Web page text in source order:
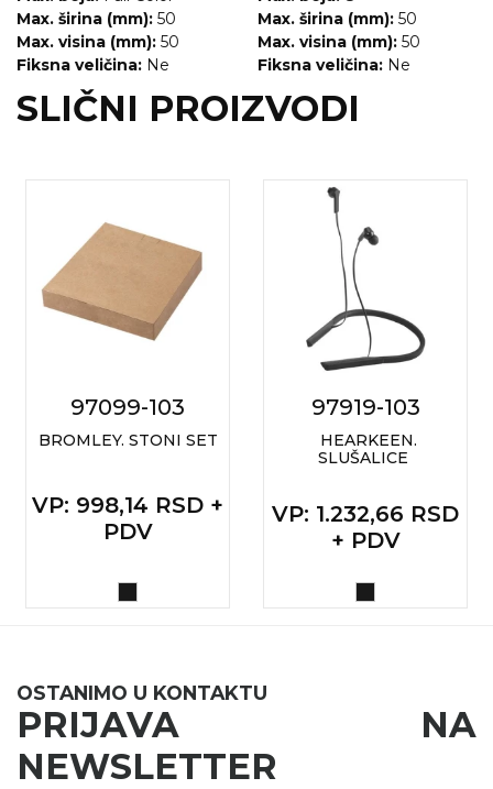
ID PLOČICA
TERMOSI
BOCE
KANCELARIJA
KUĆNI SETOVI
OLOVKE
PRIVESCI & ALATI
TEKSTIL
Max. širina (mm): 50
Max. visina (mm): 50
Fiksna veličina: Ne
Max. širina (mm): 50
Max. visina (mm): 50
Fiksna veličina: Ne
SLIČNI PROIZVODI
97099-103
BROMLEY. STONI SET
VP: 998,14 RSD +
PDV
97919-103
HEARKEEN.
SLUŠALICE
VP: 1.232,66 RSD
+ PDV
OSTANIMO U KONTAKTU
PRIJAVA NA
NEWSLETTER